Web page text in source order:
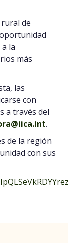
de
la
más
las
con
a través del
.
de la región
con sus